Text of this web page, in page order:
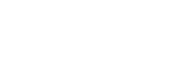
Typ ochrany: Tvrzená skla Teplota
9H (tvrdost podle Wolf-Wilburn, jak je
Použité technologie: 3D zaoblené hrany -
fólie Anti-Crash - polohovací pásky Fit-In™ -